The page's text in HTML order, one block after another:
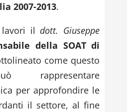
2007-2013.
il dott. Giuseppe
della SOAT di
come questo
rappresentare
per approfondire le
il settore, al fine